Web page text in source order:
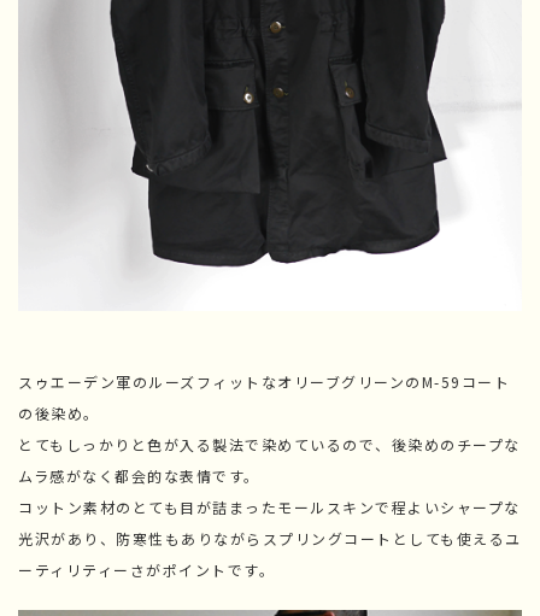
スゥエーデン軍のルーズフィットなオリーブグリーンのM-59コート
の後染め。
とてもしっかりと色が入る製法で染めているので、後染めのチープな
ムラ感がなく都会的な表情です。
コットン素材のとても目が詰まったモールスキンで程よいシャープな
光沢があり、防寒性もありながらスプリングコートとしても使えるユ
ーティリティーさがポイントです。